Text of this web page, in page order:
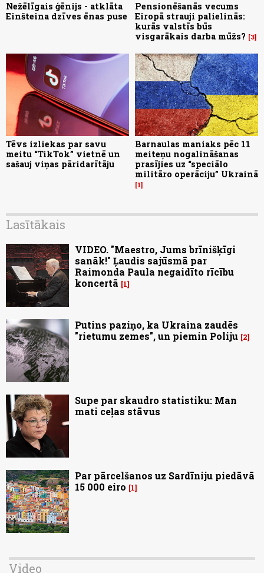
Nežēlīgais ģēnijs - atklāta
Einšteina dzīves ēnas puse
Pensionēšanās vecums
Eiropā strauji palielinās:
kurās valstīs būs
visgarākais darba mūžs?
3
Tēvs izliekas par savu
meitu “TikTok” vietnē un
sašauj viņas pāridarītāju
Barnaulas maniaks pēc 11
meiteņu nogalināšanas
prasījies uz “speciālo
militāro operāciju” Ukrainā
1
Lasītākais
VIDEO. "Maestro, Jums brīnišķīgi
sanāk!" Ļaudis sajūsmā par
Raimonda Paula negaidīto rīcību
koncertā
1
Putins paziņo, ka Ukraina zaudēs
"rietumu zemes", un piemin Poliju 2
Supe par skaudro statistiku: Man
mati ceļas stāvus
Par pārcelšanos uz Sardīniju piedāvā
15 000 eiro
1
Video